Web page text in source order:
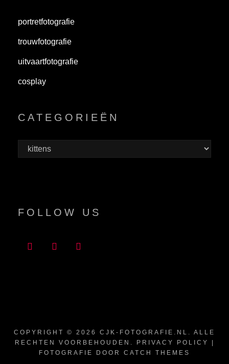
portretfotografie
trouwfotografie
uitvaartfotografie
cosplay
CATEGORIEËN
Categorieën
FOLLOW US
COPYRIGHT © 2026 CJK-FOTOGRAFIE.NL
. ALLE
RECHTEN VOORBEHOUDEN.
PRIVACY POLICY
|
FOTOGRAFIE DOOR CATCH THEMES